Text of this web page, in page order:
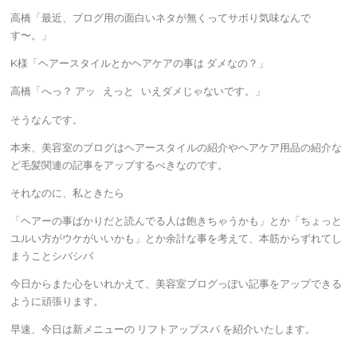
高橋「最近、ブログ用の面白いネタが無くってサボり気味なんで
す〜。」
K様「ヘアースタイルとかヘアケアの事は ダメなの？」
高橋「へっ？ アッ えっと いえダメじゃないです。」
そうなんです。
本来、美容室のブログはヘアースタイルの紹介やヘアケア用品の紹介な
ど毛髪関連の記事をアップするべきなのです。
それなのに、私ときたら
「ヘアーの事ばかりだと読んでる人は飽きちゃうかも」とか「ちょっと
ユルい方がウケがいいかも」とか余計な事を考えて、本筋からずれてし
まうことシバシバ
今日からまた心をいれかえて、美容室ブログっぽい記事をアップできる
ように頑張ります。
早速、今日は新メニューの リフトアップスパ を紹介いたします。